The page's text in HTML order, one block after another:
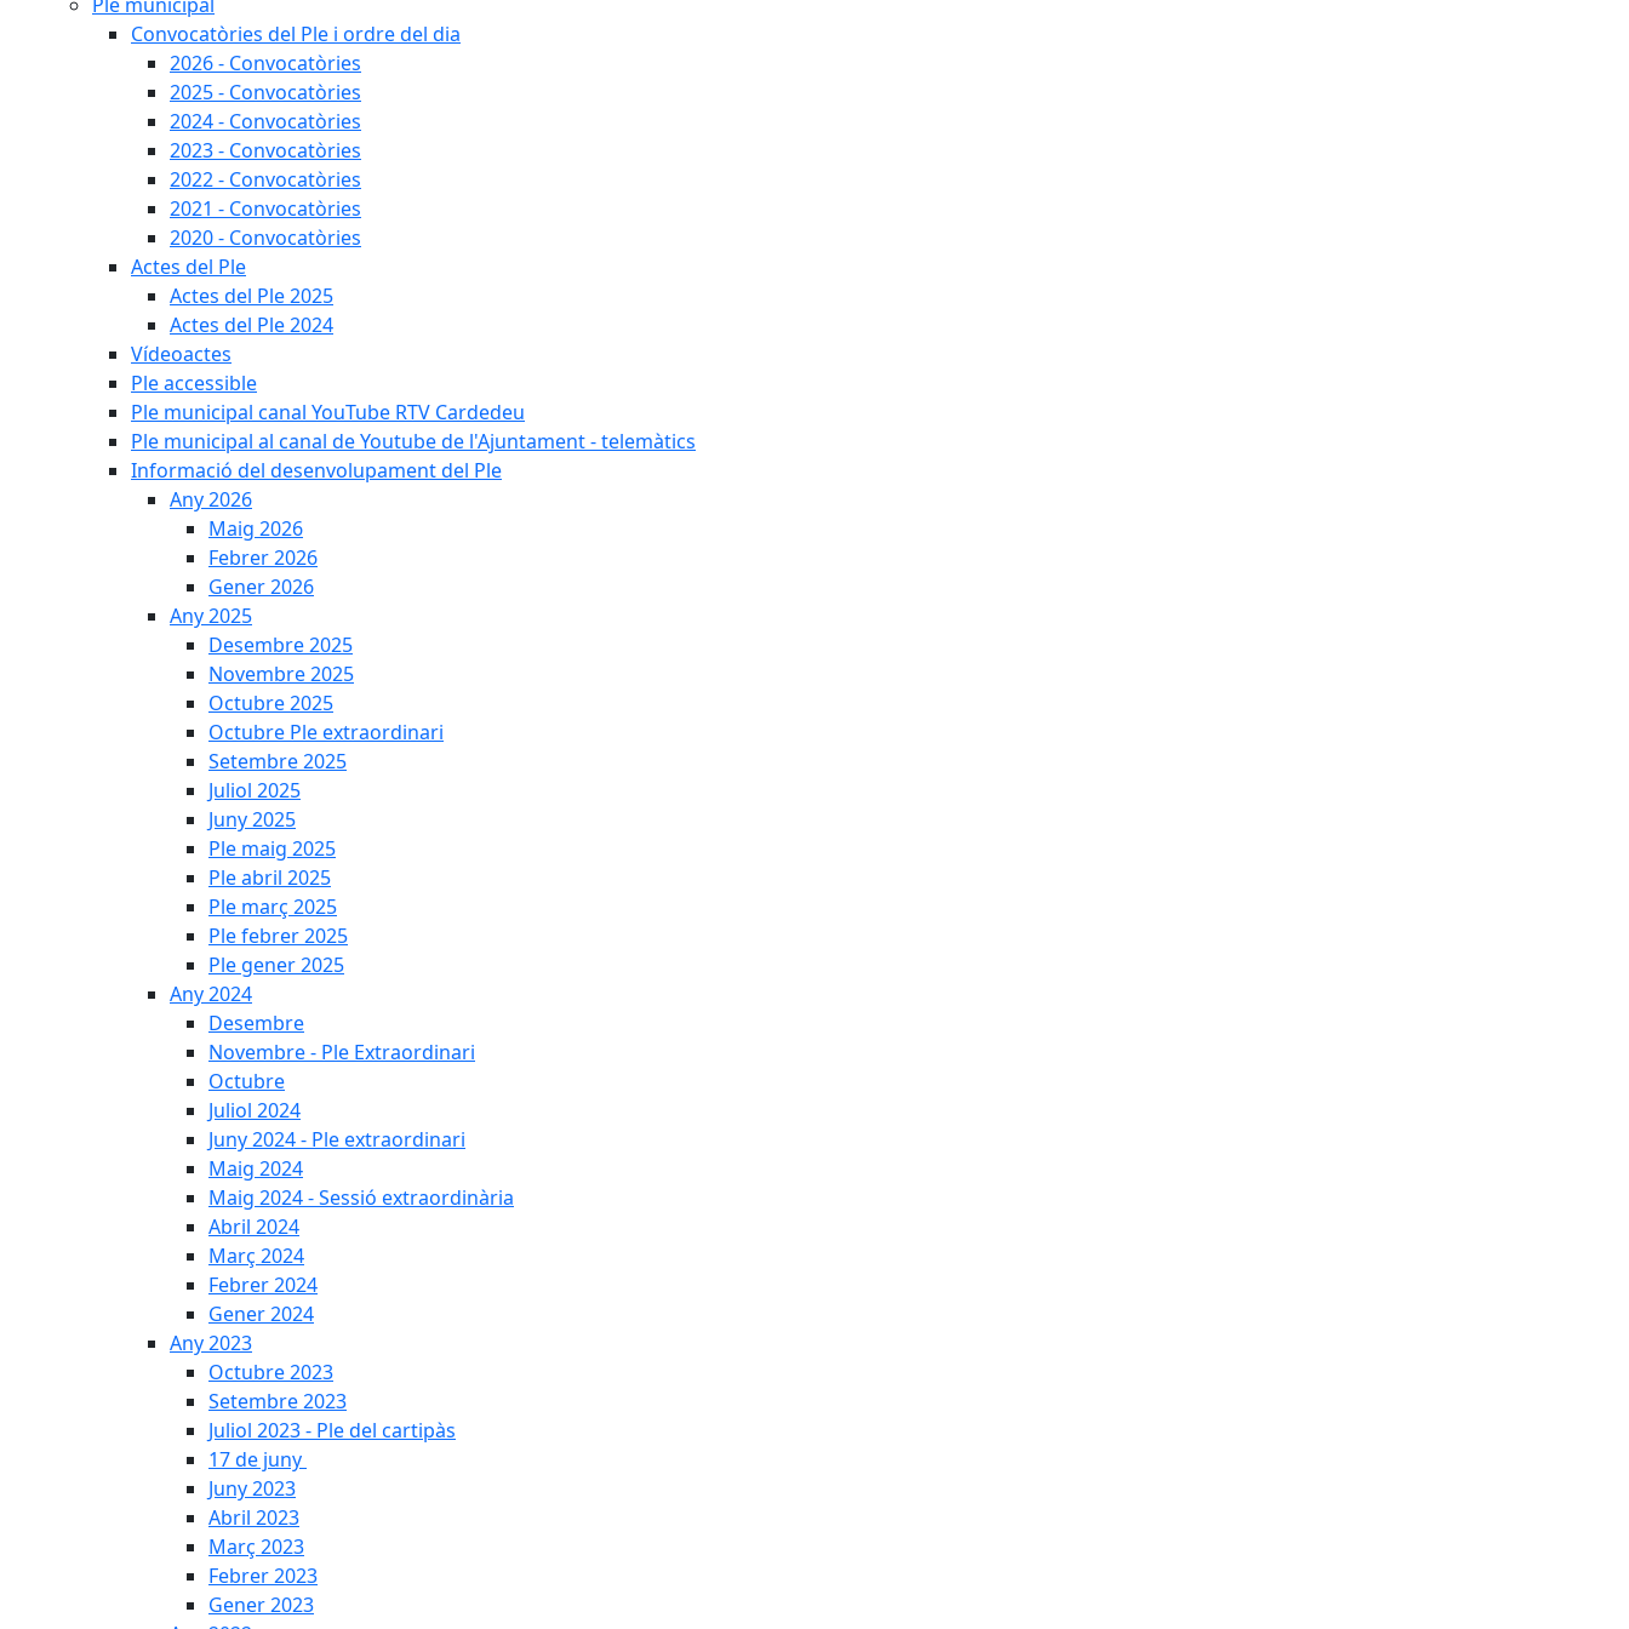
Convocatòries del Ple i ordre del dia
2026 - Convocatòries
2025 - Convocatòries
2024 - Convocatòries
2023 - Convocatòries
2022 - Convocatòries
2021 - Convocatòries
2020 - Convocatòries
Actes del Ple
Actes del Ple 2025
Actes del Ple 2024
Vídeoactes
Ple accessible
Ple municipal canal YouTube RTV Cardedeu
Ple municipal al canal de Youtube de l'Ajuntament - telemàtics
Informació del desenvolupament del Ple
Any 2026
Maig 2026
Febrer 2026
Gener 2026
Any 2025
Desembre 2025
Novembre 2025
Octubre 2025
Octubre Ple extraordinari
Setembre 2025
Juliol 2025
Juny 2025
Ple maig 2025
Ple abril 2025
Ple març 2025
Ple febrer 2025
Ple gener 2025
Any 2024
Desembre
Novembre - Ple Extraordinari
Octubre
Juliol 2024
Juny 2024 - Ple extraordinari
Maig 2024
Maig 2024 - Sessió extraordinària
Abril 2024
Març 2024
Febrer 2024
Gener 2024
Any 2023
Octubre 2023
Setembre 2023
Juliol 2023 - Ple del cartipàs
17 de juny
Juny 2023
Abril 2023
Març 2023
Febrer 2023
Gener 2023